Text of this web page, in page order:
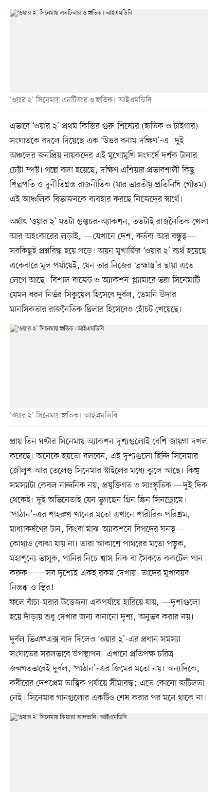
‘ওয়ার ২’ সিনেমায় এনটিআর ও হৃতিক। আইএমডিবি
এভাবে ‘ওয়ার ২’ প্রথম কিস্তির গুরু-শিষ্যের (হৃতিক ও টাইগার)
সংঘাতকে বদলে দিয়েছে এক ‘উত্তর বনাম দক্ষিণ’-এ। দুই
অঞ্চলের জনপ্রিয় নায়কদের এই মুখোমুখি সংঘর্ষে দর্শক টানার
চেষ্টা স্পষ্ট। গল্পে বলা হয়েছে, দক্ষিণ এশিয়ার প্রভাবশালী কিছু
শিল্পপতি ও দুর্নীতিগ্রস্ত রাজনীতিক (যার ভারতীয় প্রতিনিধি গৌতম)
এই আঞ্চলিক বিভাজনকে ব্যবহার করছে নিজেদের স্বার্থে।
অর্থাৎ ‘ওয়ার ২’ যতটা গুপ্তচর-অ্যাকশন, ততটাই রাজনৈতিক খেলা
আর অহংকারের লড়াই, —যেখানে দেশ, কর্তব্য আর বন্ধুত্ব—
সবকিছুই প্রশ্নবিদ্ধ হয়ে পড়ে। অয়ন মুখার্জির ‘ওয়ার ২’ ব্যর্থ হয়েছে
একেবারে মূল পর্যায়েই, যেন তার নিজের ‘ব্রহ্মাস্ত্র’র ছায়া এতে
লেগে আছে। বিশাল বাজেট ও অ্যাকশন-গ্ল্যামারে ভরা সিনেমাটি
যেমন ধরন নির্ভর সিকুয়েল হিসেবে দুর্বল, তেমনি উদার
মানসিকতার রাজনৈতিক থ্রিলার হিসেবেও হোঁচট খেয়েছে।
‘ওয়ার ২’ সিনেমায় হৃতিক। আইএমডিবি
প্রায় তিন ঘণ্টার সিনেমায় অ্যাকশন দৃশ্যগুলোই বেশি জায়গা দখল
করেছে। অনেকে হয়তো বলবেন, এই দৃশ্যগুলো হিন্দি সিনেমার
জৌলুশ আর তেলেগু সিনেমার স্টাইলের মধ্যে ঝুলে আছে। কিন্তু
সমস্যাটা কেবল নান্দনিক নয়, প্রযুক্তিগত ও সাংস্কৃতিক —দুই দিক
থেকেই। দুই অভিনেতাই যেন ভুগছেন গ্রিন স্ক্রিন সিনড্রোমে।
‘পাঠান’-এর শাহরুখ খানের মতো এখানে শারীরিক পরিশ্রম,
মাধ্যাকর্ষণের টান, কিংবা মাঝ-অ্যাকশনে বিপদের ঘনত্ব—
কোথাও বোঝা যায় না। তারা আকাশে পাথরের মতো পড়ুক,
মহাশূন্যে ভাসুক, পানির নিচে শ্বাস নিক বা সৈকতে ককটেল পান
করুক——সব দৃশ্যেই একই রকম দেখায়। তাদের মুখাবয়ব
নিস্তব্ধ ও স্থির!
ফলে বাঁচা-মরার উত্তেজনা একপর্যায়ে হারিয়ে যায়, —দৃশ্যগুলো
হয়ে দাঁড়ায় শুধু দেখার জন্য বানানো দৃশ্য, অনুভব করার নয়।
দুর্বল ভিএফএক্স বাদ দিলেও ‘ওয়ার ২’-এর প্রধান সমস্যা
সংঘাতের সরলভাবে উপস্থাপন। এখানে প্রতিপক্ষ চরিত্র
জন্মগতভাবেই দুর্বল, ‘পাঠান’-এর জিমের মতো নয়। অন্যদিকে,
কবীরের দেশপ্রেম তাত্ত্বিক পর্যায়ে সীমাবদ্ধ; এতে কোনো জটিলতা
নেই। সিনেমার গানগুলোর একটিও শেষ করার পর মনে থাকে না।